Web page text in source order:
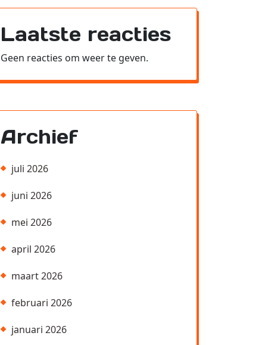
Laatste reacties
Geen reacties om weer te geven.
Archief
juli 2026
juni 2026
mei 2026
april 2026
maart 2026
februari 2026
januari 2026